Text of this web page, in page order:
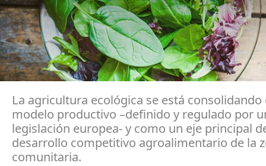
La agricultura ecológica se está
modelo productivo –definido y regulado por
legislación europea- y como un eje principal
desarrollo competitivo agroalimentario de la
comunitaria.